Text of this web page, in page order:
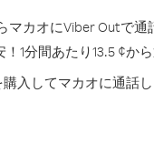
カオにViber Outで通
1分間あたり13.5 ¢から
入してマカオに通話し